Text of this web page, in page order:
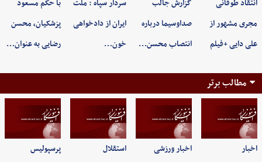
انتقاد طوفانی
مجری مشهور از
علی دایی +فیلم
گزارش جالب
صداوسیما درباره
انتصاب محسن…
سردار سپاه : ملت
ایران از دادخواهی
خون…
با حکم مسعود
پزشکیان، محسن
رضایی به عنوان…
مطالب برتر
اخبار اخبار ورزشی استقلال پرسپولیس